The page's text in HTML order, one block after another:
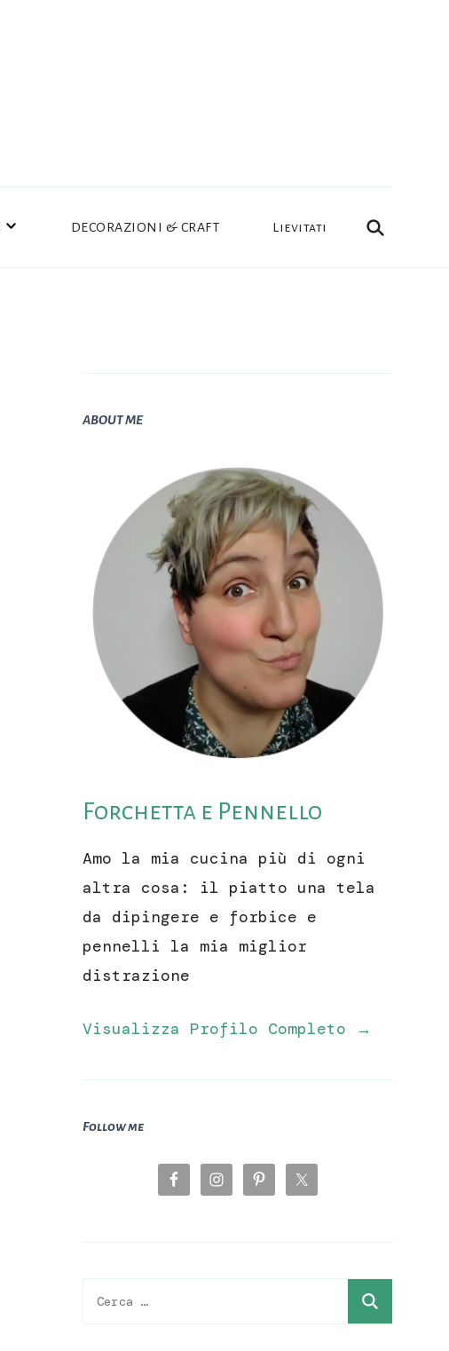
DECORAZIONI & CRAFT Lievitati
ABOUT ME
Forchetta e Pennello
Amo la mia cucina più di ogni
altra cosa: il piatto una tela
da dipingere e forbice e
pennelli la mia miglior
distrazione
Visualizza Profilo Completo →
Follow me
Ricerca